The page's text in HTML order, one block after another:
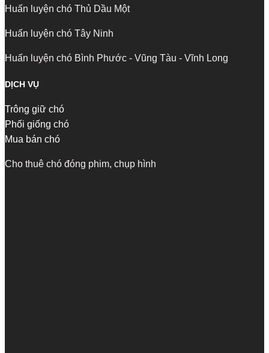
Huấn luyện chó Thủ Dầu Một
Huấn luyện chó Tây Ninh
Huấn luyện chó Bình Phước - Vũng Tàu - Vĩnh Long
DỊCH VỤ
Trông giữ chó
Phối giống chó
Mua bán chó
Cho thuê chó đóng phim, chụp hình